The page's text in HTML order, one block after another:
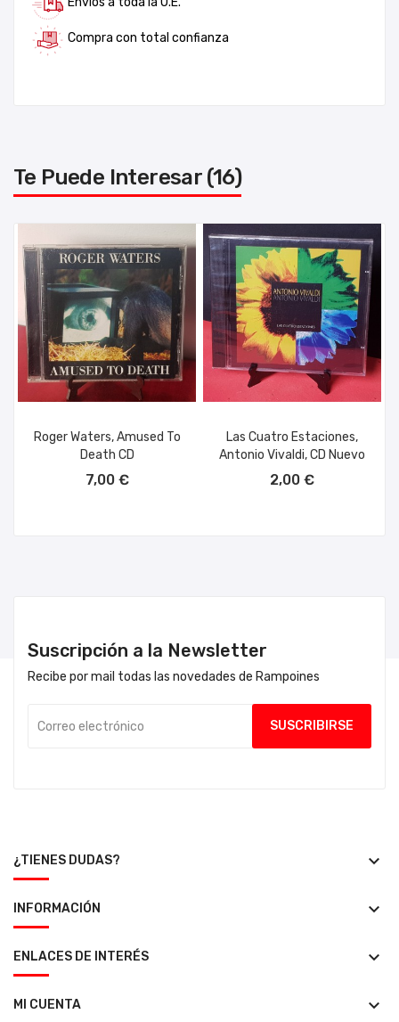
Compra con total confianza
Te Puede Interesar (16)
Roger Waters, Amused To
Death CD
7,00 €
Las Cuatro Estaciones,
Antonio Vivaldi, CD Nuevo
2,00 €
Suscripción a la Newsletter
Recibe por mail todas las novedades de Rampoines
¿TIENES DUDAS? keyboard_arrow_down
INFORMACIÓN keyboard_arrow_down
ENLACES DE INTERÉS keyboard_arrow_down
MI CUENTA keyboard_arrow_down